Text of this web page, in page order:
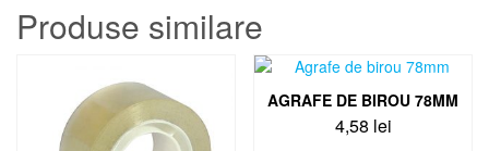
Produse similare
AGRAFE DE BIROU 78MM
4,58 lei